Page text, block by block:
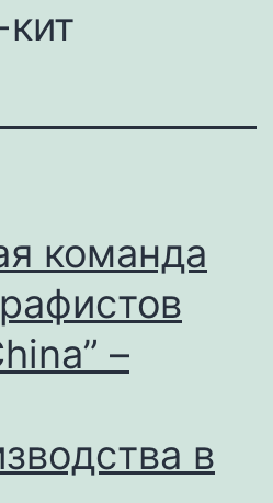
команда
–
в